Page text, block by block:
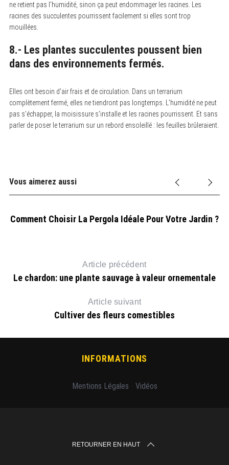
ne retient pas l’humidité, sinon ça peut endommager les racines. Les
racines des succulentes pourrissent facilement si elles sont trop
mouillées.
8.- Les plantes succulentes poussent bien
dans des environnements fermés.
Elles ont besoin d’air frais et de circulation. Dans un terrarium
complètement fermé, elles ne tiendront pas longtemps. L’humidité ne peut
pas s’échapper, la moisissure s’installe et les racines pourrissent. Et sans
parler de poser le terrarium sur un rebord ensoleillé : les feuilles brûleraient.
Vous aimerez aussi
Comment Choisir La Pergola Idéale Pour Votre Jardin ?
Article précédent
Le chardon: une plante sauvage à valeur ornementale
Article suivant
Cultiver des fleurs comestibles
INFORMATIONS
Mentions Légales Vidéos
RETOURNER EN HAUT